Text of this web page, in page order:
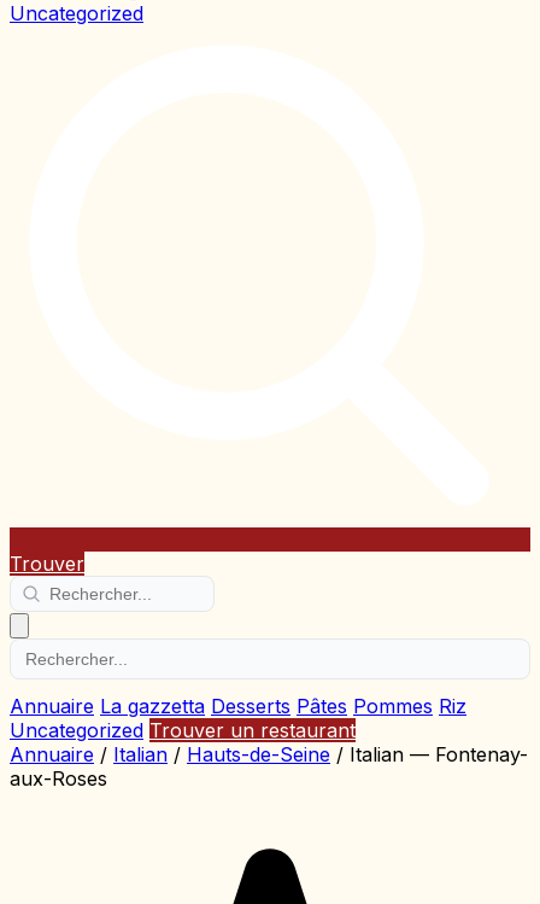
Uncategorized
Trouver
Annuaire La gazzetta Desserts Pâtes Pommes Riz
Uncategorized Trouver un restaurant
Annuaire / Italian / Hauts-de-Seine / Italian — Fontenay-
aux-Roses